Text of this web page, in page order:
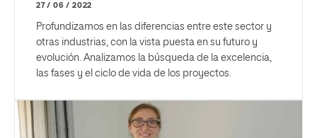
27 / 06 / 2022
Profundizamos en las diferencias entre este sector y
otras industrias, con la vista puesta en su futuro y
evolución. Analizamos la búsqueda de la excelencia,
las fases y el ciclo de vida de los proyectos.